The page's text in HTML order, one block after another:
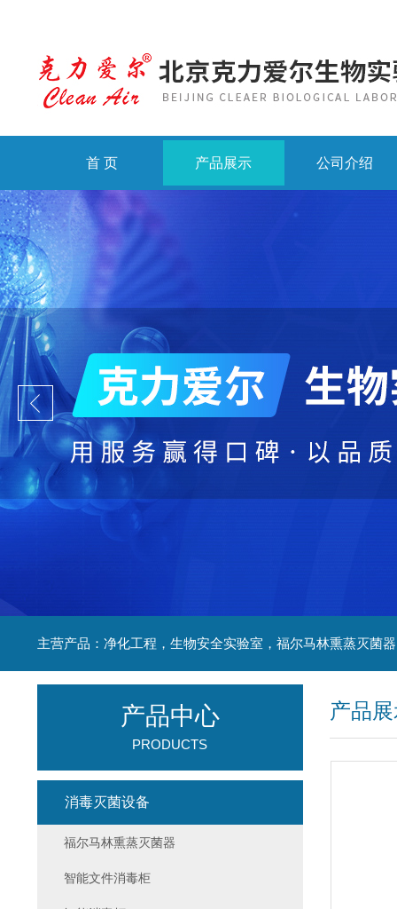
首 页 产品展示 公司介绍
产品
产品中心
PRODUCTS
消毒灭菌设备
福尔马林熏蒸灭菌器
智能文件消毒柜